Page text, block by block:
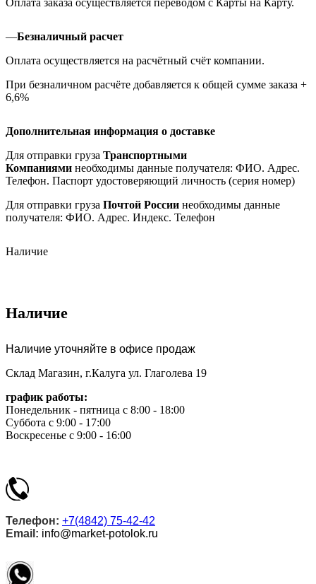
—Безналичный расчет
Оплата осуществляется на расчётный счёт компании.
При безналичном расчёте добавляется к общей сумме заказа +
6,6%
Дополнительная информация о доставке
Для отправки груза Транспортными
Компаниями необходимы данные получателя: ФИО. Адрес.
Телефон. Паспорт удостоверяющий личность (серия номер)
Для отправки груза Почтой России необходимы данные
получателя: ФИО. Адрес. Индекс. Телефон
Наличие
Наличие
Наличие уточняйте в офисе продаж
Склад Магазин, г.Калуга ул. Глаголева 19
график работы:
Понедельник - пятница с 8:00 - 18:00
Суббота с 9:00 - 17:00
Воскресенье с 9:00 - 16:00
Телефон: +7(4842) 75-42-42
Email: info@market-potolok.ru